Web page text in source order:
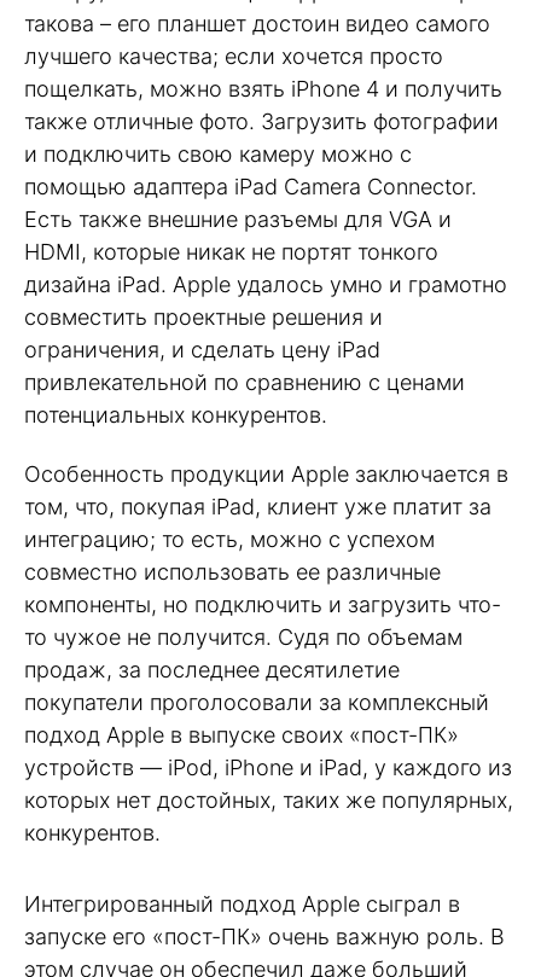
такова – его планшет достоин видео самого
лучшего качества; если хочется просто
пощелкать, можно взять iPhone 4 и получить
также отличные фото. Загрузить фотографии
и подключить свою камеру можно с
помощью адаптера iPad Camera Connector.
Есть также внешние разъемы для VGA и
HDMI, которые никак не портят тонкого
дизайна iPad. Apple удалось умно и грамотно
совместить проектные решения и
ограничения, и сделать цену iPad
привлекательной по сравнению с ценами
потенциальных конкурентов.
Особенность продукции Apple заключается в
том, что, покупая iPad, клиент уже платит за
интеграцию; то есть, можно с успехом
совместно использовать ее различные
компоненты, но подключить и загрузить что-
то чужое не получится. Судя по объемам
продаж, за последнее десятилетие
покупатели проголосовали за комплексный
подход Apple в выпуске своих «пост-ПК»
устройств — iPod, iPhone и iPad, у каждого из
которых нет достойных, таких же популярных,
конкурентов.
Интегрированный подход Apple сыграл в
запуске его «пост-ПК» очень важную роль. В
этом случае он обеспечил даже больший